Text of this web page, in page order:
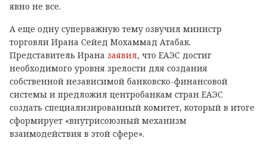
явно не все.
А еще одну суперважную тему озвучил министр
торговли Ирана Сейед Мохаммад Атабак.
Представитель Ирана заявил, что ЕАЭС достиг
необходимого уровня зрелости для создания
собственной независимой банковско-финансовой
системы и предложил центробанкам стран ЕАЭС
создать специализированный комитет, который в итоге
сформирует «внутрисоюзный механизм
взаимодействия в этой сфере».